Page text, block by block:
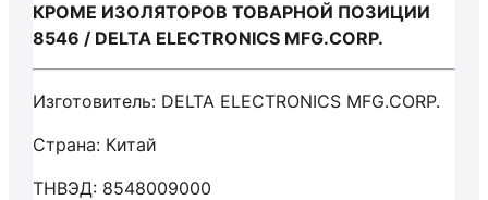
КРОМЕ ИЗОЛЯТОРОВ ТОВАРНОЙ ПОЗИЦИИ
8546 / DELTA ELECTRONICS MFG.CORP.
Изготовитель: DELTA ELECTRONICS MFG.CORP.
Страна: Китай
ТНВЭД: 8548009000